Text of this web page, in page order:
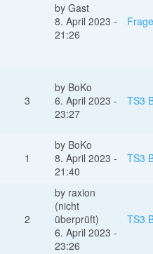
by Gast
8. April 2023 -
21:26
3
by BoKo
6. April 2023 -
23:27
TS3
1
by BoKo
8. April 2023 -
21:40
TS3
2
by raxion
(nicht
überprüft)
6. April 2023 -
23:26
TS3